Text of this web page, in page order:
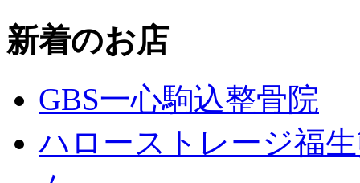
新着のお店
GBS一心駒込整骨院
ハローストレージ福